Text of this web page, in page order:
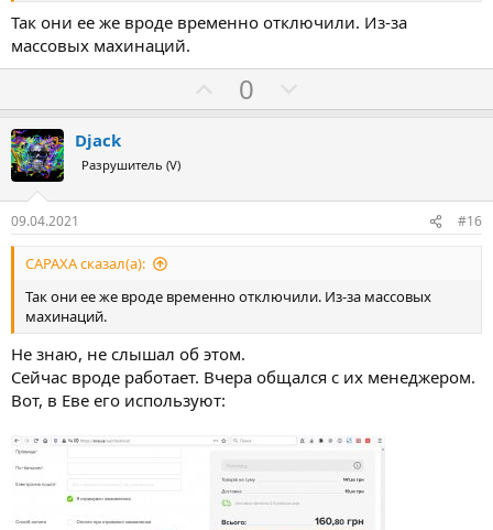
Так они ее же вроде временно отключили. Из-за
массовых махинаций.
а
0
р
и
Djack
Разрушитель (V)
09.04.2021 #16
CAPAXA сказал(а):
Так они ее же вроде временно отключили. Из-за массовых
махинаций.
Не знаю, не слышал об этом.
Сейчас вроде работает. Вчера общался с их менеджером.
Вот, в Еве его используют: